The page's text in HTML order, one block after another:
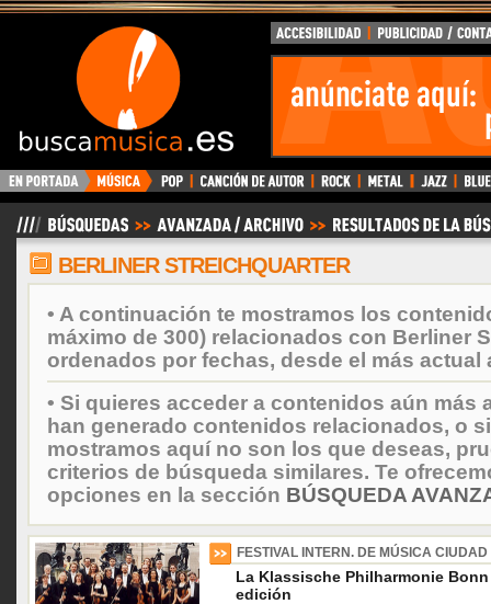
BuscaMusica.es
BERLINER STREICHQUARTER
• A continuación te mostramos los
máximo de 300) relacionados con Berliner
ordenados por fechas, desde el más actual
• Si quieres acceder a contenidos aún más
han generado contenidos relacionados, o
mostramos aquí no son los que deseas,
criterios de búsqueda similares. Te
opciones en la sección BÚSQUEDA
FESTIVAL INTERN. DE MÚSICA
La Klassische Philharmonie
edición